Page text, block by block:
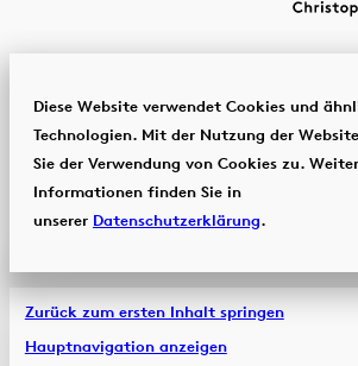
Diese Website verwendet Cookies und
Technologien. Mit der Nutzung der
Sie der Verwendung von Cookies zu.
Informationen finden Sie in
unserer Datenschutzerklärung.
Zurück zum ersten Inhalt springen
Hauptnavigation anzeigen